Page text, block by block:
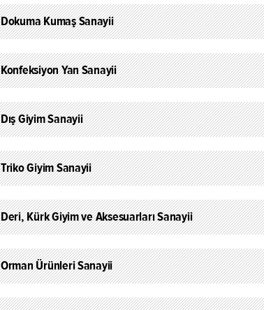
Dokuma Kumaş Sanayii
Konfeksiyon Yan Sanayii
Dış Giyim Sanayii
Triko Giyim Sanayii
Deri, Kürk Giyim ve Aksesuarları Sanayii
Orman Ürünleri Sanayii